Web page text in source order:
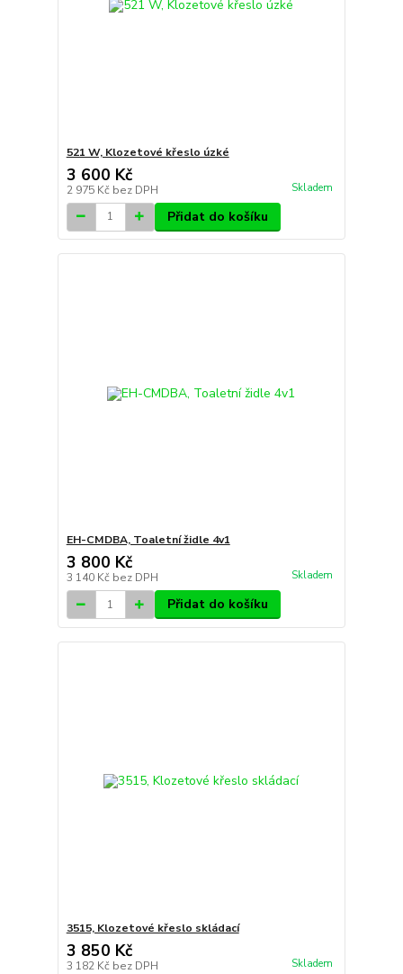
521 W, Klozetové křeslo úzké
3 600 Kč
2 975 Kč bez DPH Skladem
Přidat do košíku
EH-CMDBA, Toaletní židle 4v1
3 800 Kč
3 140 Kč bez DPH Skladem
Přidat do košíku
3515, Klozetové křeslo skládací
3 850 Kč
3 182 Kč bez DPH Skladem